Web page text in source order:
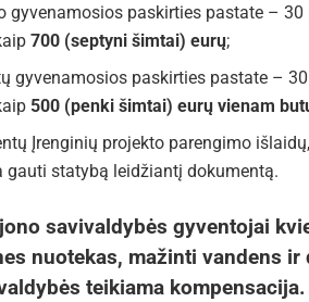
gyvenamosios paskirties pastate –
700 (septyni šimtai) eurų;
gyvenamosios paskirties pastate –
500 (penki šimtai) eurų vienam
Įrenginių projekto parengimo
gauti statybą leidžiantį dokumentą.
savivaldybės gyventojai
nuotekas, mažinti vandens
teikiama kompensacija.